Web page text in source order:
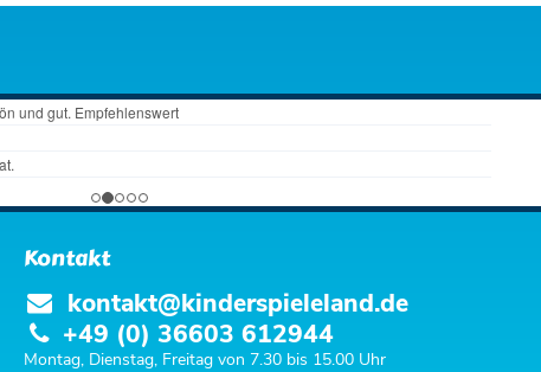
Kontakt
kontakt@kinderspieleland.de
+49 (0) 36603 612944
Montag, Dienstag, Freitag von 7.30 bis 15.00 Uhr